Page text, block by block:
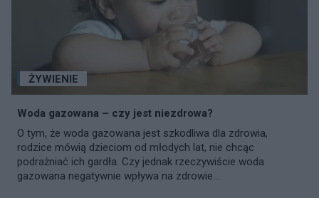
ŻYWIENIE
Woda gazowana – czy jest niezdrowa?
O tym, że woda gazowana jest szkodliwa dla zdrowia,
rodzice mówią dzieciom od młodych lat, nie chcąc
podrażniać ich gardła. Czy jednak rzeczywiście woda
gazowana negatywnie wpływa na zdrowie...